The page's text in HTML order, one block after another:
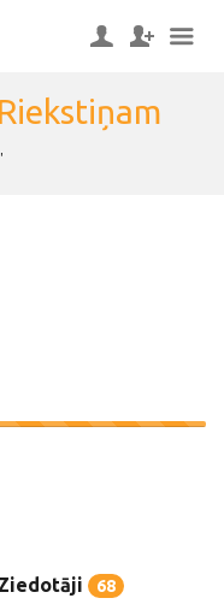
Ziedotāji 68